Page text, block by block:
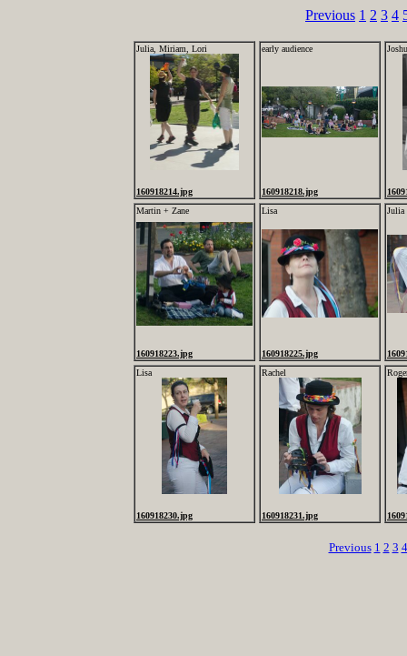
Previous 1 2 3 4
Julia, Miriam, Lori
160918214.jpg
early audience
160918218.jpg
Martin + Zane
160918223.jpg
Lisa
160918225.jpg
Julia
Lisa
160918230.jpg
Rachel
160918231.jpg
Previous 1 2 3 4